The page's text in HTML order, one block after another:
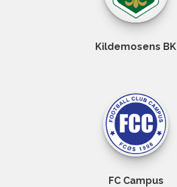
Kildemosens BK
FC Campus